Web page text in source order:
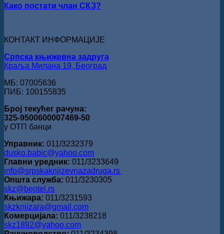
Како постати члан СКЗ?
КОНТАКТ ИНФОРМАЦИЈЕ
Српска књижевна задруга
Краља Милана 19, Београд
МБ: 07005636
ПИБ: 100155835
Број текућег рачуна:
325-9500600007469-50
у ОТП банци
Управник: 011/3232379
dusko.babic@yahoo.com
Главни уредник: 011/3233649
info@srpskaknjizevnazadruga.rs
Општа служба: 011/3230305
skz@beotel.rs
Књижара: 011/3231593
skzknjizara@gmail.com
Комерцијала: 011/3238218
skz1892@yahoo.com